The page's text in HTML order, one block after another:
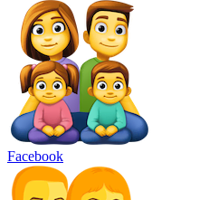
Facebook